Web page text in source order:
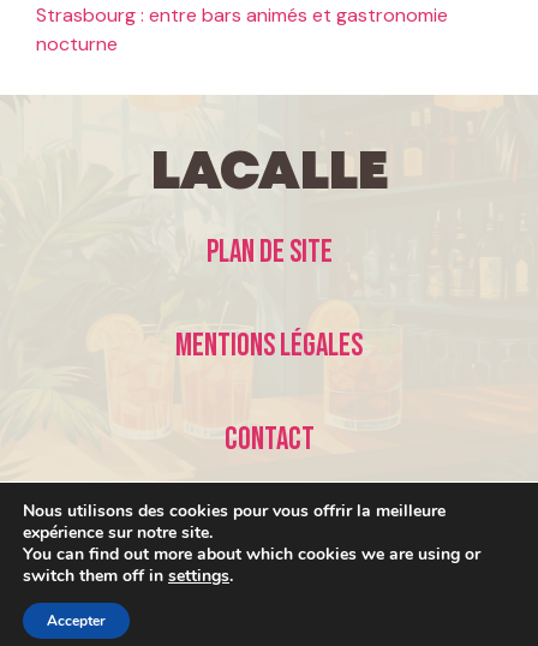
Strasbourg : entre bars animés et gastronomie
nocturne
LaCalle
Plan de site
Mentions légales
Contact
Nous utilisons des cookies pour vous offrir la meilleure
expérience sur notre site.
You can find out more about which cookies we are using or
switch them off in settings.
Accepter